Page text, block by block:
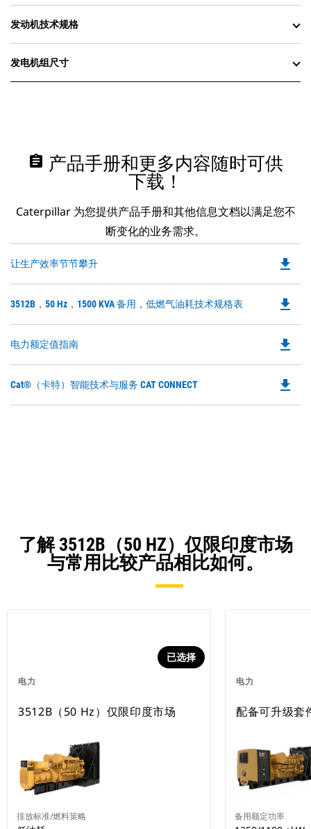
发动机技术规格
发电机组尺寸
assignment 产品手册和更多内容随时可供
下载！
Caterpillar 为您提供产品手册和其他信息文档以满足您不
断变化的业务需求。
让生产效率节节攀升
a
file_download
3512B，50 Hz，1500 KVA 备用，低燃气油耗技术规格表
a
file_download
电力额定值指南
a
file_download
Cat®（卡特）智能技术与服务 CAT CONNECT file_download
了解 3512B（50 HZ）仅限印度市场
与常用比较产品相比如何。
电力
已选择
3512B（50 Hz）仅限印度市场
排放标准/燃料策略
电力
配备可升级套
备用额定功率